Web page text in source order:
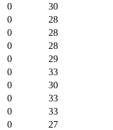
0
30
0
28
0
28
0
28
0
29
0
33
0
30
0
33
0
33
0
27